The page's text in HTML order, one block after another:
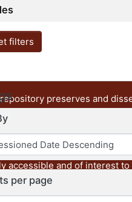
filters
per page
preserves and
open access, the
UAM Azcapotzalco. It also
and graphic
as well as content from
accessible and of interest to
End User Send